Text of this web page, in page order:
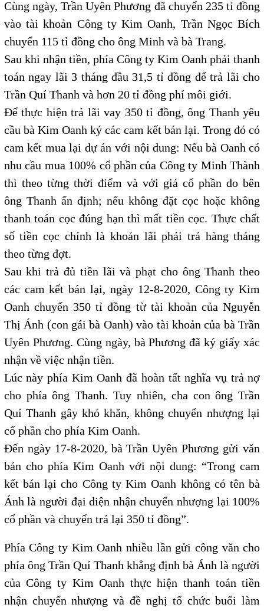
Cùng ngày, Trần Uyên Phương đã chuyển 235 tỉ đồng
vào tài khoản Công ty Kim Oanh, Trần Ngọc Bích
chuyển 115 tỉ đồng cho ông Minh và bà Trang.
Sau khi nhận tiền, phía Công ty Kim Oanh phải thanh
toán ngay lãi 3 tháng đầu 31,5 tỉ đồng để trả lãi cho
Trần Quí Thanh và hơn 20 tỉ đồng phí môi giới.
Để thực hiện trả lãi vay 350 tỉ đồng, ông Thanh yêu
cầu bà Kim Oanh ký các cam kết bán lại. Trong đó có
cam kết mua lại dự án với nội dung: Nếu bà Oanh có
nhu cầu mua 100% cổ phần của Công ty Minh Thành
thì theo từng thời điểm và với giá cổ phần do bên
ông Thanh ấn định; nếu không đặt cọc hoặc không
thanh toán cọc đúng hạn thì mất tiền cọc. Thực chất
số tiền cọc chính là khoản lãi phải trả hàng tháng
theo từng đợt.
Sau khi trả đủ tiền lãi và phạt cho ông Thanh theo
các cam kết bán lại, ngày 12-8-2020, Công ty Kim
Oanh chuyển 350 tỉ đồng từ tài khoản của Nguyễn
Thị Ánh (con gái bà Oanh) vào tài khoản của bà Trần
Uyên Phương. Cùng ngày, bà Phương đã ký giấy xác
nhận về việc nhận tiền.
Lúc này phía Kim Oanh đã hoàn tất nghĩa vụ trả nợ
cho phía ông Thanh. Tuy nhiên, cha con ông Trần
Quí Thanh gây khó khăn, không chuyển nhượng lại
cổ phần cho phía Kim Oanh.
Đến ngày 17-8-2020, bà Trần Uyên Phương gửi văn
bản cho phía Kim Oanh với nội dung: “Trong cam
kết bán lại cho Công ty Kim Oanh không có tên bà
Ánh là người đại diện nhận chuyển nhượng lại 100%
cổ phần và chuyển trả lại 350 tỉ đồng”.
Phía Công ty Kim Oanh nhiều lần gửi công văn cho
phía ông Trần Quí Thanh khẳng định bà Ánh là người
của Công ty Kim Oanh thực hiện thanh toán tiền
nhận chuyển nhượng và đề nghị tổ chức buổi làm